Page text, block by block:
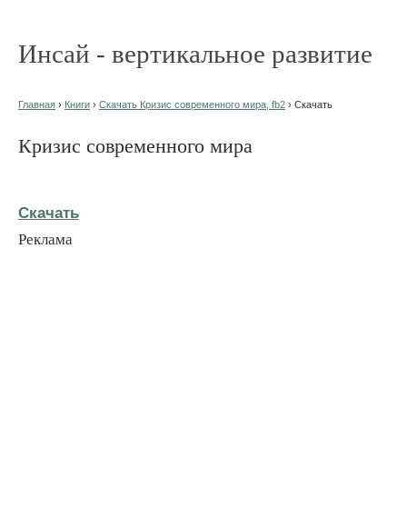
Инсай - вертикальное развитие
Главная › Книги › Скачать Кризис современного мира, fb2 › Скачать
Кризис современного мира
Скачать
Реклама